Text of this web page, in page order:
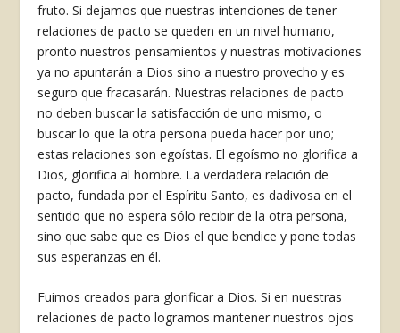
fruto. Si dejamos que nuestras intenciones de tener
relaciones de pacto se queden en un nivel humano,
pronto nuestros pensamientos y nuestras motivaciones
ya no apuntarán a Dios sino a nuestro provecho y es
seguro que fracasarán. Nuestras relaciones de pacto
no deben buscar la satisfacción de uno mismo, o
buscar lo que la otra persona pueda hacer por uno;
estas relaciones son egoístas. El egoísmo no glorifica a
Dios, glorifica al hombre. La verdadera relación de
pacto, fundada por el Espíritu Santo, es dadivosa en el
sentido que no espera sólo recibir de la otra persona,
sino que sabe que es Dios el que bendice y pone todas
sus esperanzas en él.
Fuimos creados para glorificar a Dios. Si en nuestras
relaciones de pacto logramos mantener nuestros ojos